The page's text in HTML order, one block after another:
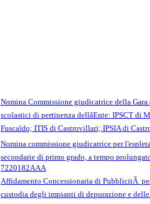
Nomina Commissione giudicatrice della Gara
scolastici di pertinenza dellâEnte: IPSCT
Fuscaldo; ITIS di Castrovillari; IPSIA di
Nomina commissione giudicatrice per
secondarie di primo grado, a tempo
7220182AAA
Affidamento Concessionaria di PubblicitÃ
custodia degli impianti di depurazione e delle